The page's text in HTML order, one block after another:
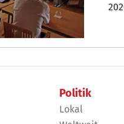
Politik
Lokal